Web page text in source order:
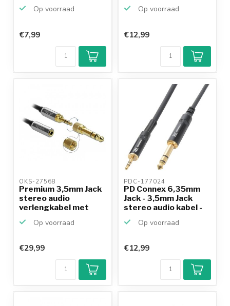
Op voorraad
€7,99
Op voorraad
€12,99
OKS-27568
Premium 3,5mm Jack
stereo audio
verlengkabel met
Op voorraad
€29,99
PDC-177024
PD Connex 6,35mm
Jack - 3,5mm Jack
stereo audio kabel -
Op voorraad
€12,99